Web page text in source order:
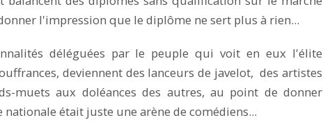
l'impression que le diplôme ne sert plus à rien...
déléguées par le peuple qui voit en eux l'élite
deviennent des lanceurs de javelot, des artistes
muets aux doléances des autres, au point de donner
était juste une arène de comédiens...